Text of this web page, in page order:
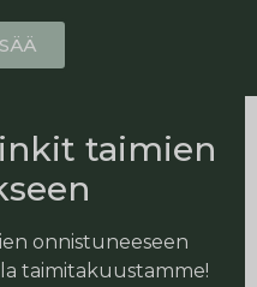
taimien
onnistuneeseen
taimitakuustamme!